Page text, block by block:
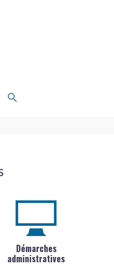
Rechercher
Démarches
administratives